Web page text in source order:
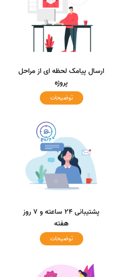
ارسال پیامک لحظه ای از مراحل
پروژه
توضیحات
پشتیبانی 24 ساعته و 7 روز
هفته
توضیحات